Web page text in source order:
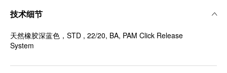
技术细节
天然橡胶深蓝色，STD , 22/20, BA, PAM Click Release
System